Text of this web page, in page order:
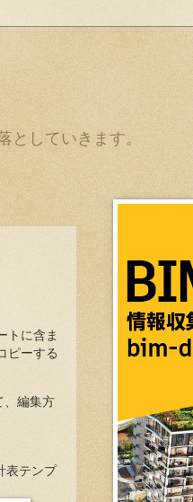
していきます。
トに含ま
ピーする
、編集方
表テンプ